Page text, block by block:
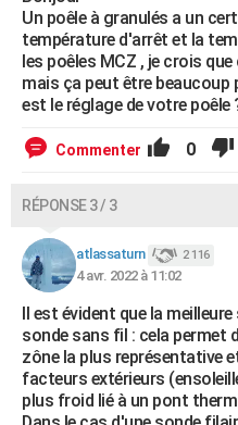
Un poêle à granulés a un
température d'arrêt et la
les poêles MCZ , je crois
mais ça peut être beaucoup
est le réglage de votre poêle
Commenter 0
RÉPONSE 3 / 3
atlassaturn 2 116
4 avr. 2022 à 11:02
Il est évident que la
sonde sans fil : cela permet
zône la plus représentative
facteurs extérieurs
plus froid lié à un pont